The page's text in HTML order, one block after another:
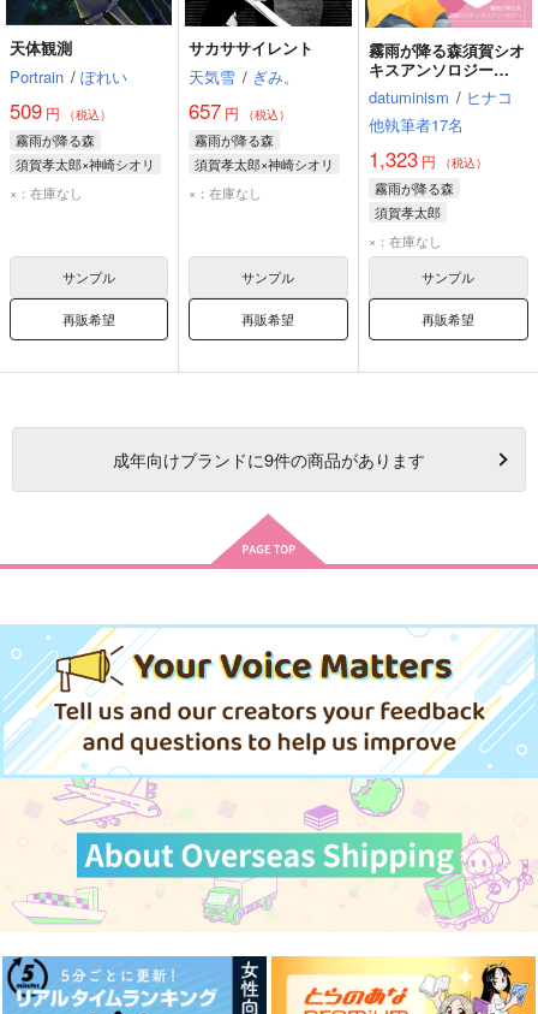
天体観測
Portrain / ぽれい
509 円 （税込）
霧雨が降る森
須賀孝太郎×神崎シオリ
須賀孝太郎
×：在庫なし
サンプル
再販希望
サカササイレント
天気雪 / ぎみ。
657 円 （税込）
霧雨が降る森
須賀孝太郎×神崎シオリ
須賀孝太郎
×：在庫なし
サンプル
再販希望
霧雨が降る森須賀シオ
キスアンソロジー
「Bliss」
datuminism / ヒナコ
他執筆者17名
1,323円 （税込）
霧雨が降る森
須賀孝太郎
神崎シオリ
×：在庫なし
サンプル
再販希望
成年向けブランドに9件の商品があります